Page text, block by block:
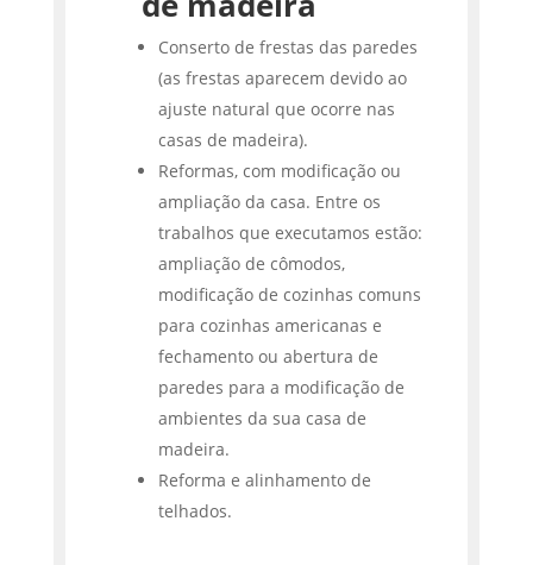
Conserto de frestas das paredes
(as frestas aparecem devido ao
ajuste natural que ocorre nas
casas de madeira).
Reformas, com modificação ou
ampliação da casa. Entre os
trabalhos que executamos estão:
ampliação de cômodos,
modificação de cozinhas comuns
para cozinhas americanas e
fechamento ou abertura de
paredes para a modificação de
ambientes da sua casa de
madeira.
Reforma e alinhamento de
telhados.